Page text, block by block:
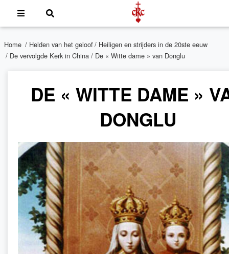
Home / Helden van het geloof/ Heiligen en strijders in de 20ste eeuw
/ De vervolgde Kerk in China / De « Witte dame » van Donglu
DE « WITTE DAME »
DONGLU